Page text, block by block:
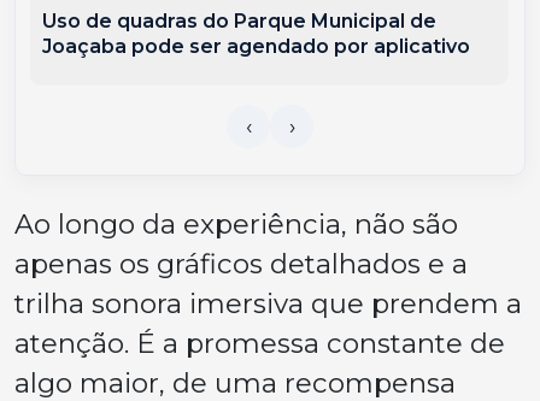
Uso de quadras do Parque Municipal de
Joaçaba pode ser agendado por aplicativo
Ao longo da experiência, não são
apenas os gráficos detalhados e a
trilha sonora imersiva que prendem a
atenção. É a promessa constante de
algo maior, de uma recompensa